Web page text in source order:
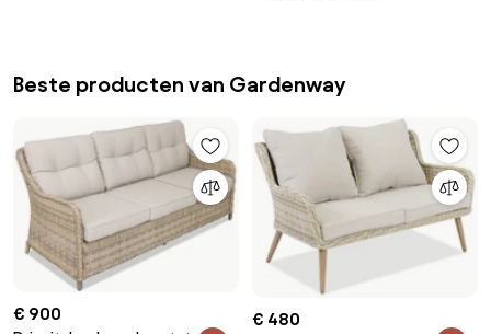
Beste producten van Gardenway
€ 900 € 480